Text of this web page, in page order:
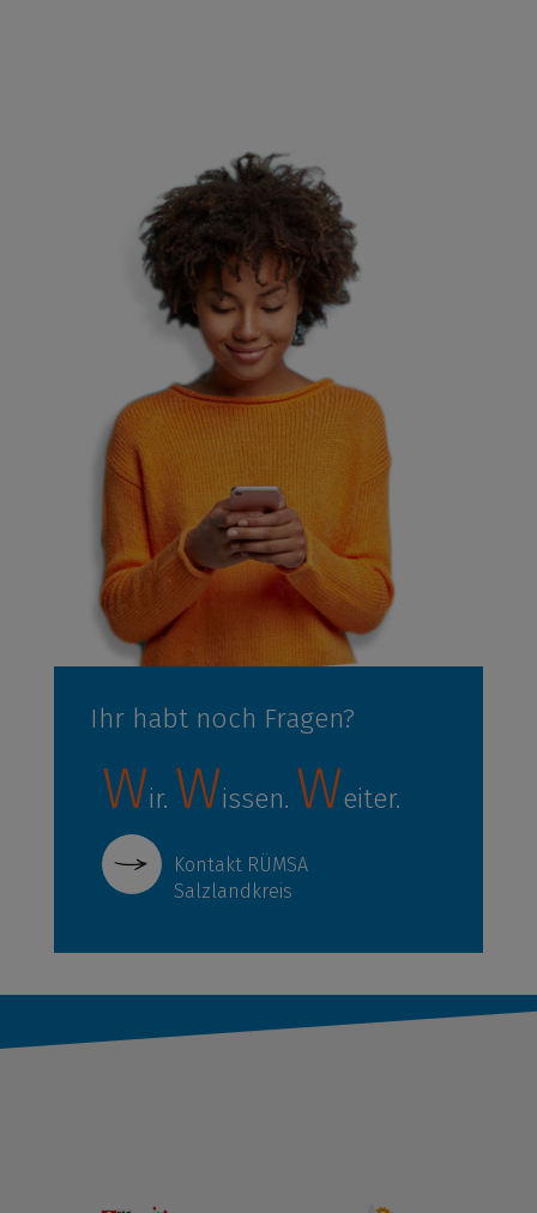
Ihr habt noch Fragen?
Wir. Wissen. Weiter.
Kontakt RÜMSA
Salzlandkreis